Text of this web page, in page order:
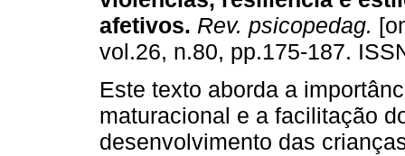
afetivos. Rev. psicopedag.
vol.26, n.80, pp.175-187.
Este texto aborda a
maturacional e a facilitação
desenvolvimento das